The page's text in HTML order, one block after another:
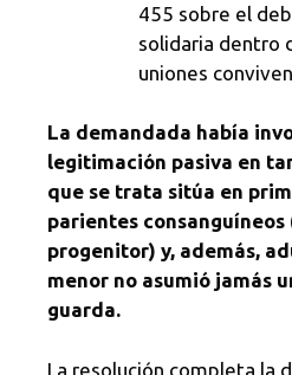
455 sobre el
solidaria dentro
uniones
La demandada había
legitimación pasiva en
que se trata sitúa en
parientes
progenitor) y, además,
menor no asumió jamás
guarda.
La resolución completa la